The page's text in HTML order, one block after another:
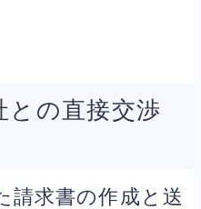
との直接交渉
請求書の作成と送